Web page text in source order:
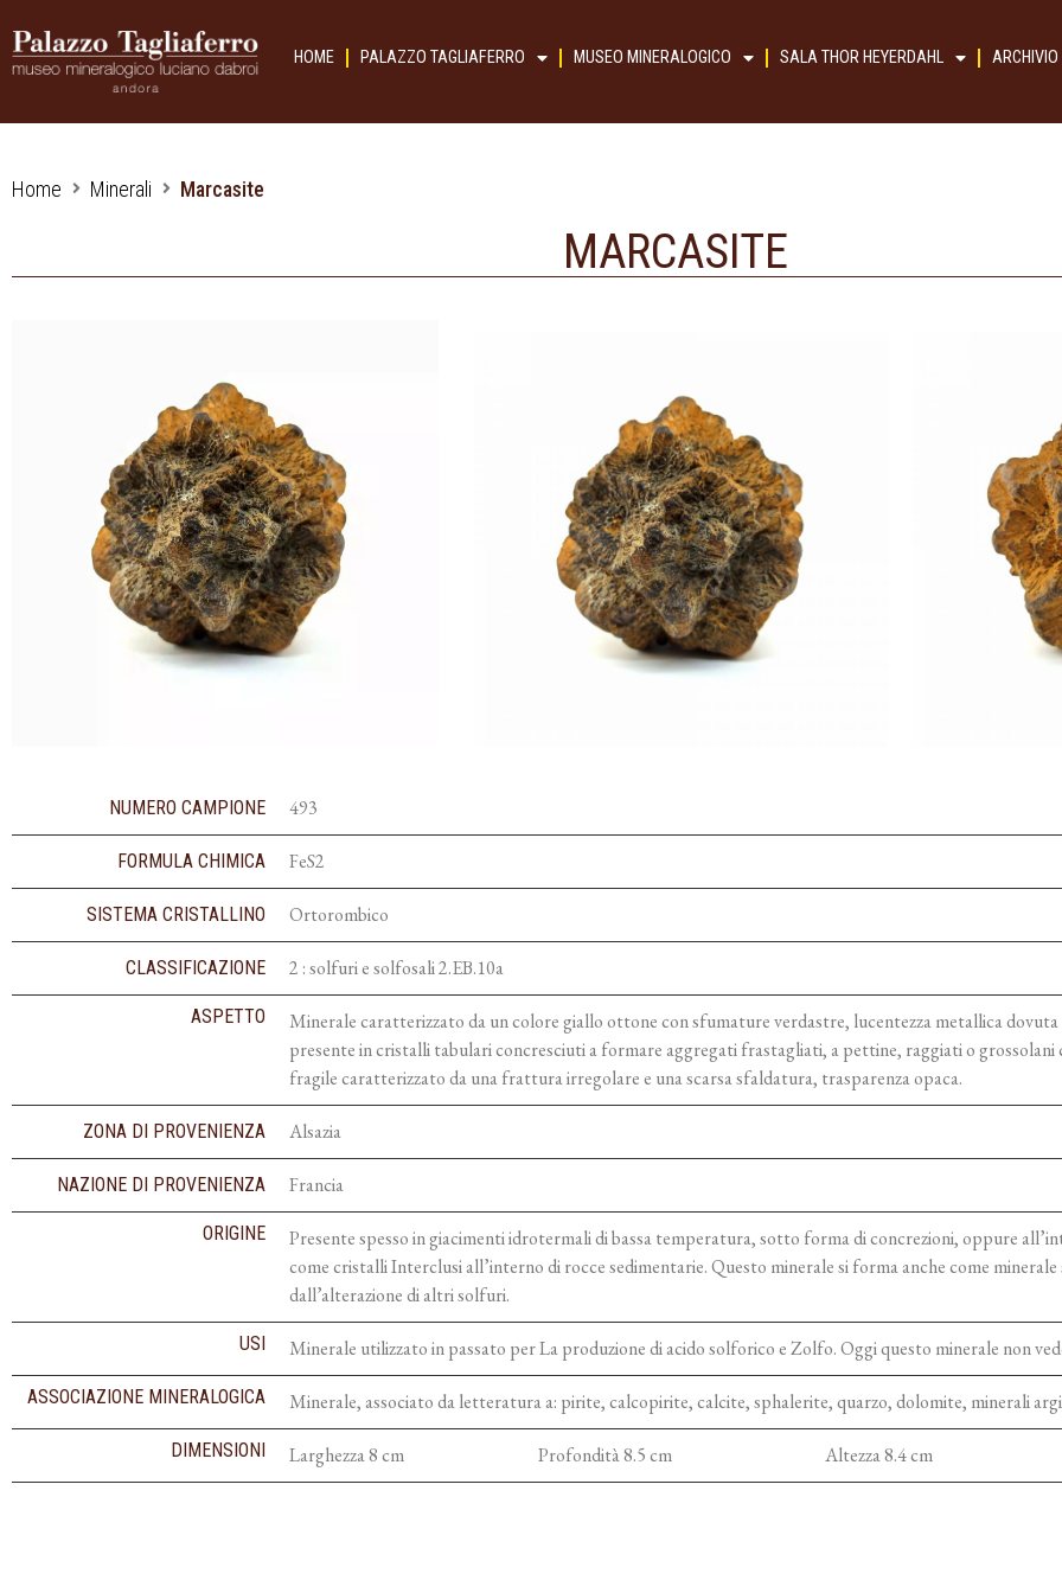
HOME PALAZZO TAGLIAFERRO MUSEO MINERALOGICO SALA THOR HEYERDAHL ARCHIVIO
Home Minerali Marcasite
MARCASITE
NUMERO CAMPIONE 493
FORMULA CHIMICA FeS2
SISTEMA CRISTALLINO Ortorombico
CLASSIFICAZIONE 2 : solfuri e solfosali 2.EB.10a
ASPETTO
Minerale caratterizzato da un colore giallo ottone con sfumature verdastre, lucentezza metallica dovuta
presente in cristalli tabulari concresciuti a formare aggregati frastagliati, a pettine, raggiati o grossolani
fragile caratterizzato da una frattura irregolare e una scarsa sfaldatura, trasparenza opaca.
ZONA DI PROVENIENZA Alsazia
NAZIONE DI PROVENIENZA Francia
ORIGINE
Presente spesso in giacimenti idrotermali di bassa temperatura, sotto forma di concrezioni, oppure
come cristalli Interclusi all’interno di rocce sedimentarie. Questo minerale si forma anche come
dall’alterazione di altri solfuri.
USI Minerale utilizzato in passato per La produzione di acido solforico e Zolfo. Oggi questo minerale non
ASSOCIAZIONE MINERALOGICA Minerale, associato da letteratura a: pirite, calcopirite, calcite, sphalerite, quarzo, dolomite, minerali
DIMENSIONI Larghezza 8 cm Profondità 8.5 cm Altezza 8.4 cm